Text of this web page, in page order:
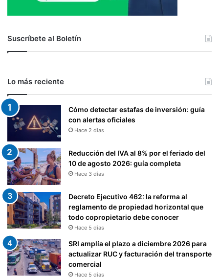
Suscríbete al Boletín
Lo más reciente
Cómo detectar estafas de inversión: guía
con alertas oficiales
Hace 2 días
Reducción del IVA al 8% por el feriado del
10 de agosto 2026: guía completa
Hace 3 días
Decreto Ejecutivo 462: la reforma al
reglamento de propiedad horizontal que
todo copropietario debe conocer
Hace 5 días
SRI amplía el plazo a diciembre 2026 para
actualizar RUC y facturación del transporte
comercial
Hace 5 días